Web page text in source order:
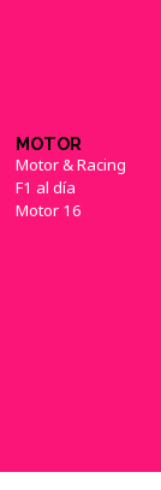
MOTOR
Motor & Racing
F1 al día
Motor 16